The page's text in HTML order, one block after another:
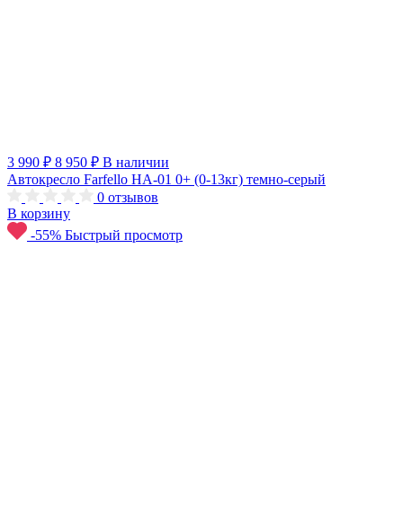
3 990 ₽ 8 950 ₽ В наличии
Автокресло Farfello HA-01 0+ (0-13кг) темно-серый
0 отзывов
В корзину
-55% Быстрый просмотр